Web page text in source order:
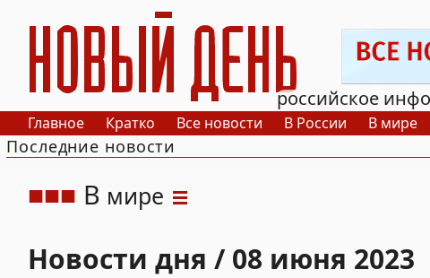
РИА Новый День
российское
Главное Кратко Все новости В России В мире
Последние новости
В мире
Новости дня / 08 июня 2023